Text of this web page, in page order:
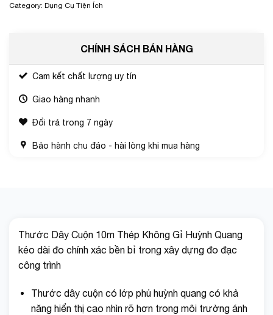
Category: Dụng Cụ Tiện Ích
CHÍNH SÁCH BÁN HÀNG
Cam kết chất lượng uy tín
Giao hàng nhanh
Đổi trả trong 7 ngày
Bảo hành chu đáo - hài lòng khi mua hàng
Thước Dây Cuộn 10m Thép Không Gỉ Huỳnh Quang
kéo dài đo chính xác bền bỉ trong xây dựng đo đạc
công trình
Thước dây cuộn có lớp phủ huỳnh quang có khả
năng hiển thị cao nhìn rõ hơn trong môi trường ánh